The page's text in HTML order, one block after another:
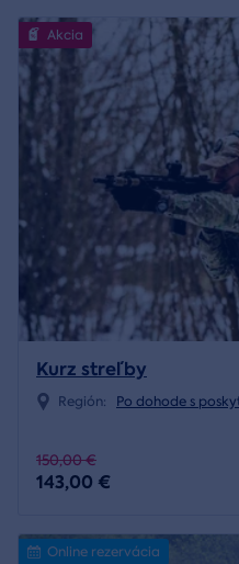
Akcia
Kurz streľby
Región: Po dohode s
150,00 €
143,00 €
Online rezervácia